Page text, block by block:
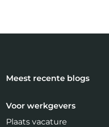
Meest recente blogs
Voor werkgevers
Plaats vacature